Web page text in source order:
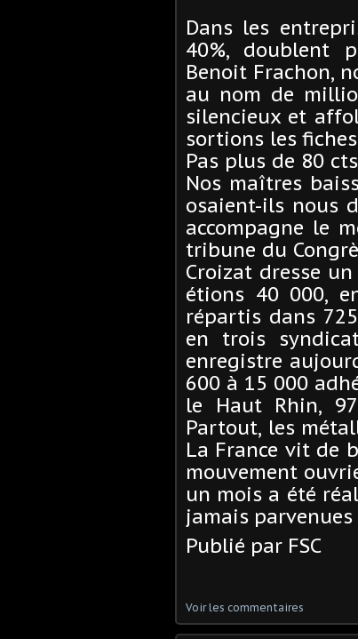
Dans les
40%, doublent
Benoit Frachon,
au nom de
silencieux et
sortions les
Pas plus de 80
Nos maîtres
osaient-ils nous
accompagne le
tribune du
Croizat dresse
étions 40 000,
répartis dans
en trois
enregistre
600 à 15 000
le Haut Rhin,
Partout, les
La France vit de
mouvement
un mois a été
jamais parvenues
Publié par FSC
Voir les commentaires